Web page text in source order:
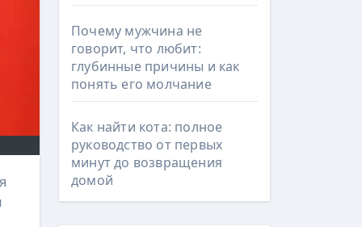
Почему мужчина не
говорит, что любит:
глубинные причины и как
понять его молчание
Как найти кота: полное
руководство от первых
минут до возвращения
домой